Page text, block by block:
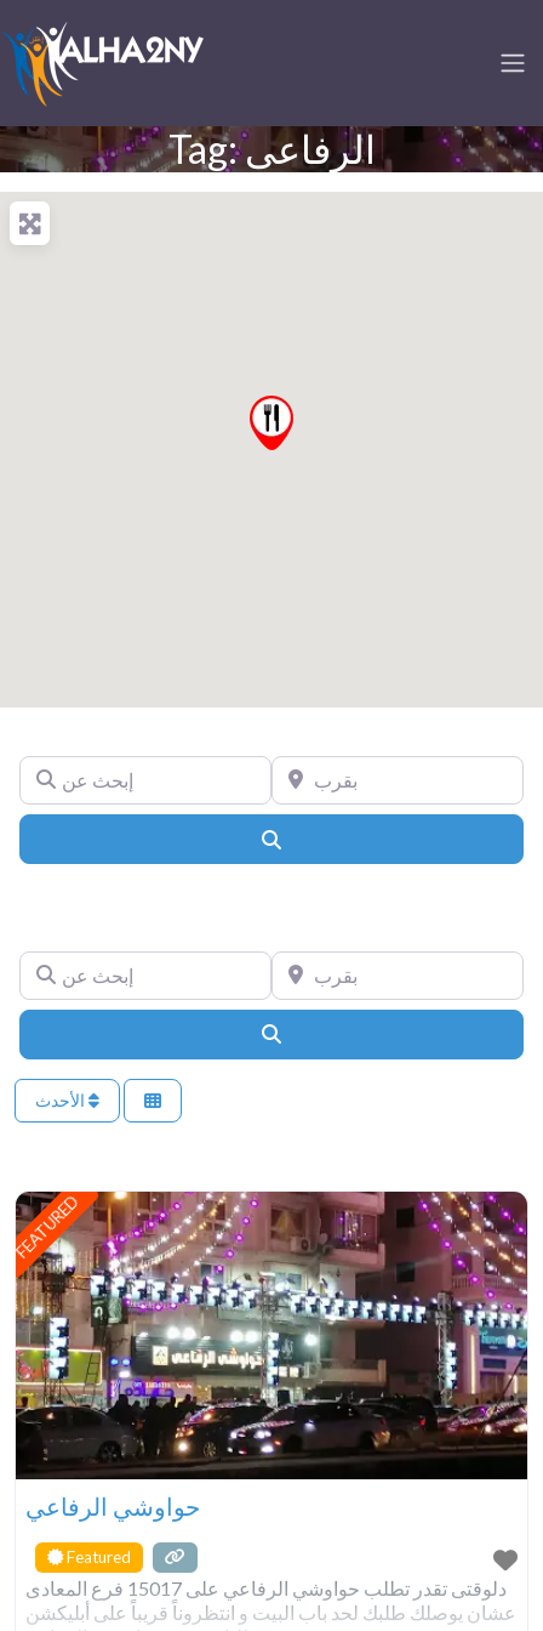
Tag: الرفاعى
إبحث عن بقرب
إبحث عن بقرب
FEATURED
حواوشي الرفاعي
Featured
دلوقتى تقدر تطلب حواوشي الرفاعي على 15017 فرع المعادى
عشان يوصلك طلبك لحد باب البيت و انتظروناً قريباً على أبليكشن